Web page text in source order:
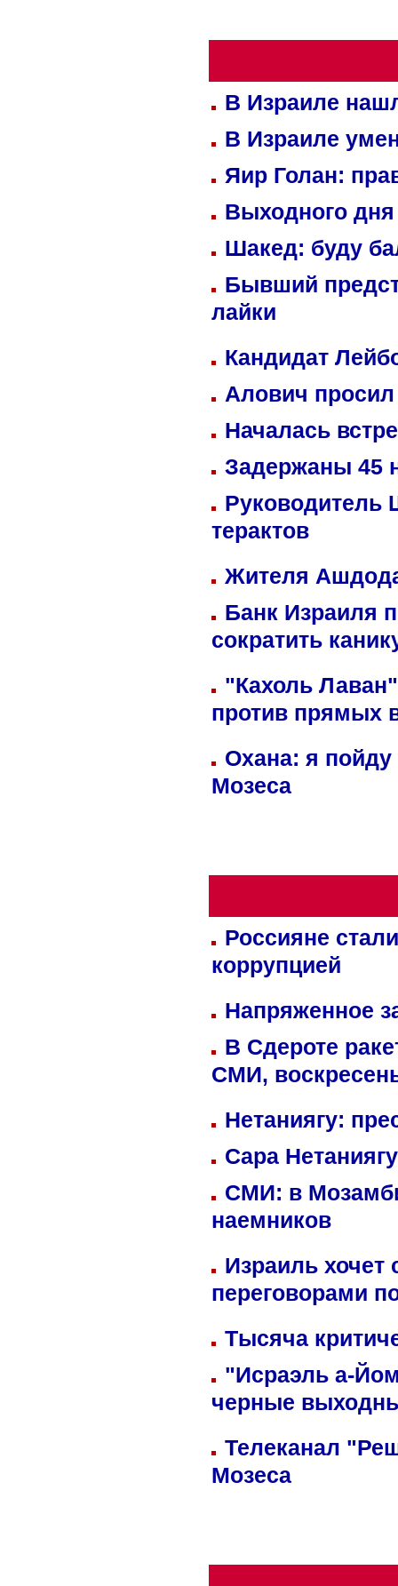
В Израиле
В Израиле
Яир Голан:
Выходного
Шакед: буду
Бывший
лайки
Кандидат
Алович просил
Началась
Задержаны 45
Руководитель
терактов
Жителя
Банк Израиля
сократить
"Кахоль
против прямых
Охана: я пойду
Мозеса
Россияне
коррупцией
Напряженное
В Сдероте
СМИ,
Нетаниягу:
Сара
СМИ: в
наемников
Израиль хочет
переговорами
Тысяча
"Исраэль а-
черные
Телеканал
Мозеса